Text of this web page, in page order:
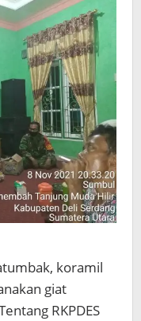
koramil
giat
RKPDES